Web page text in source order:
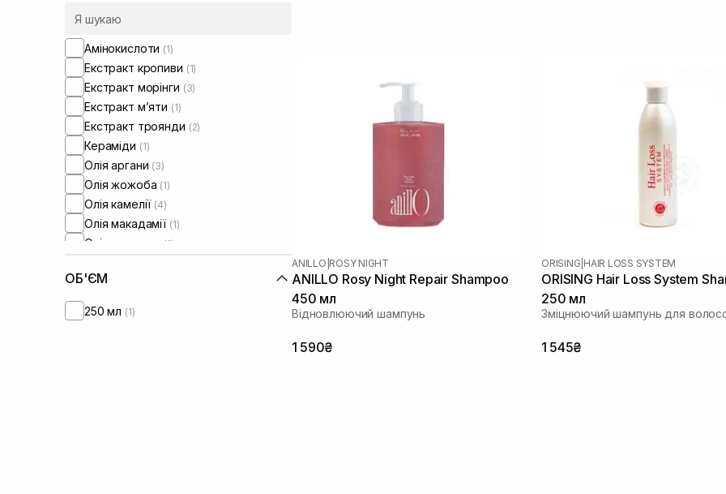
Амінокислоти (1)
Екстракт кропиви (1)
Екстракт морінги (3)
Екстракт м’яти (1)
Екстракт троянди (2)
Кераміди (1)
Олія аргани (3)
Олія жожоба (1)
Олія камелії (4)
Олія макадамії (1)
Олія мигдалю (1)
Протеїни
ОБ'ЄМ
250 мл (1)
ANILLO ROSY NIGHT
ANILLO Rosy Night Repair Shampoo
450 мл
Відновлюючий шампунь
1 590₴
ORISING HAIR LOSS SYSTEM
ORISING Hair Loss System
250 мл
Зміцнюючий шампунь для
1 545₴